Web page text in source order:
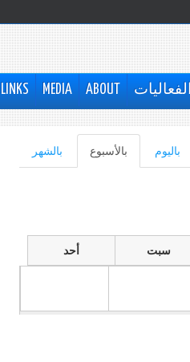
الفعاليات ABOUT
MEDIA
LINKS
بالشهر بالأسبوع (علامة
التبويب
باليوم
سبت أحد